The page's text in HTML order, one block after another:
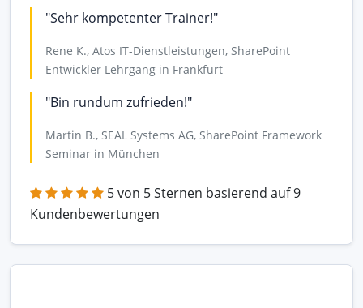
"Sehr kompetenter Trainer!"
Rene K., Atos IT-Dienstleistungen, SharePoint
Entwickler Lehrgang in Frankfurt
"Bin rundum zufrieden!"
Martin B., SEAL Systems AG, SharePoint Framework
Seminar in München
5 von 5 Sternen basierend auf 9
Kundenbewertungen